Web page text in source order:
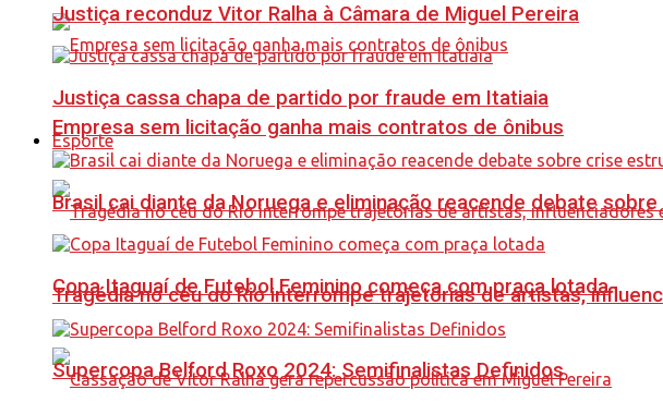
Empresa sem licitação ganha mais contratos de ônibus
Tragédia no céu do Rio interrompe trajetórias de artistas,
Justiça reconduz Vitor Ralha à Câmara de Miguel Pereira
Justiça cassa chapa de partido por fraude em Itatiaia
Esporte
Brasil cai diante da Noruega e eliminação reacende debate
Copa Itaguaí de Futebol Feminino começa com praça lotada
Supercopa Belford Roxo 2024: Semifinalistas Definidos